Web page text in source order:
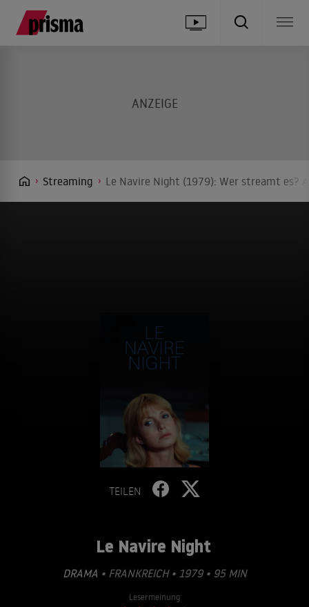
Streaming Le Navire Night (1979): Wer streamt es?
TEILEN
Le Navire Night
DRAMA • FRANKREICH • 1979 • 95 MIN
Lesermeinung